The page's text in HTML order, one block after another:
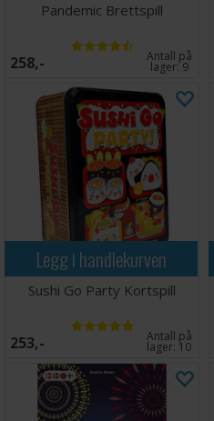
Pandemic Brettspill
258,- Antall på
lager:9
Legg i handlekurven
Sushi Go Party Kortspill
253,- Antall på
lager: 10